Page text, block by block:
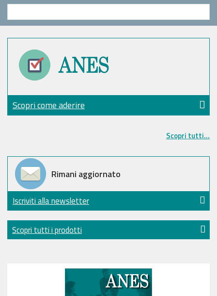
Scopri come aderire
Scopri tutti...
Rimani aggiornato
Iscriviti alla newsletter
Scopri tutti i prodotti